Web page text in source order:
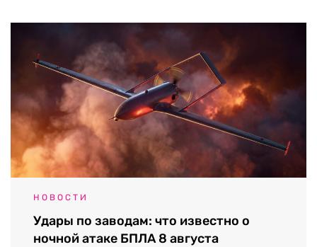
НОВОСТИ
Удары по заводам: что известно о
ночной атаке БПЛА 8 августа